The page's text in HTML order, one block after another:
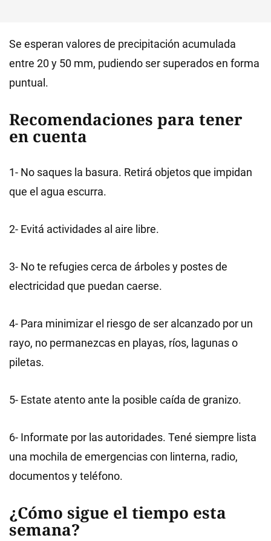
Se esperan valores de precipitación acumulada
entre 20 y 50 mm, pudiendo ser superados en forma
puntual.
Recomendaciones para tener
en cuenta
1- No saques la basura. Retirá objetos que impidan
que el agua escurra.
2- Evitá actividades al aire libre.
3- No te refugies cerca de árboles y postes de
electricidad que puedan caerse.
4- Para minimizar el riesgo de ser alcanzado por un
rayo, no permanezcas en playas, ríos, lagunas o
piletas.
5- Estate atento ante la posible caída de granizo.
6- Informate por las autoridades. Tené siempre lista
una mochila de emergencias con linterna, radio,
documentos y teléfono.
¿Cómo sigue el tiempo esta
semana?